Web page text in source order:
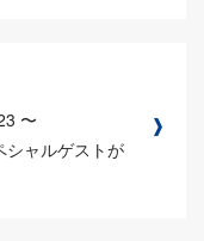
〜
シャルゲストが